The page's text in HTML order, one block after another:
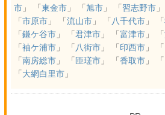
市」 「 東金市」 「 旭市」 「 習志野市」
「 市原市」 「 流山市」 「 八千代市」 「
「 鎌ケ谷市」 「 君津市」 「 富津市」 「
「 袖ケ浦市」 「 八街市」 「 印西市」 「
「 南房総市」 「 匝瑳市」 「 香取市」 「
「 大網白里市」